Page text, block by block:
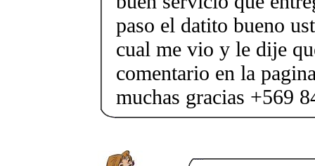
paso el datito bueno
cual me vio y le dije
comentario en la
muchas gracias +569